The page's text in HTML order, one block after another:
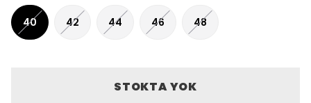
40 42 44 46 48
STOKTA YOK